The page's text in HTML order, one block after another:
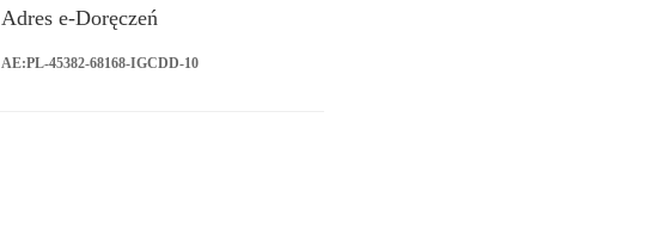
Adres e-Doręczeń
AE:PL-45382-68168-IGCDD-10